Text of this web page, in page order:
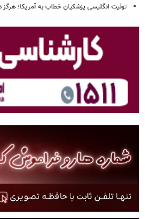
توئیت انگلیسی پزشکیان خطاب به آمریکا؛ هرگز